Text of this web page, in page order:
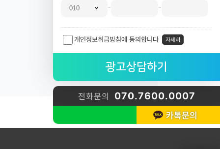
- -
개인정보취급방침에 동의합니다 자세히
전화문의 070.7600.0007
카톡문의